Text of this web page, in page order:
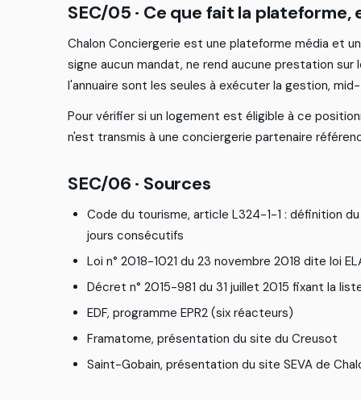
SEC/05 · Ce que fait la plateforme,
Chalon Conciergerie est une plateforme média et un
signe aucun mandat, ne rend aucune prestation sur l
l'annuaire sont les seules à exécuter la gestion, mid-
Pour vérifer si un logement est éligible à ce position
n'est transmis à une conciergerie partenaire référen
SEC/06 · Sources
Code du tourisme, article L324-1-1 : défnition du
jours consécutifs
Loi n° 2018-1021 du 23 novembre 2018 dite loi EL
Décret n° 2015-981 du 31 juillet 2015 fxant la list
EDF, programme EPR2 (six réacteurs)
Framatome, présentation du site du Creusot
Saint-Gobain, présentation du site SEVA de Chal